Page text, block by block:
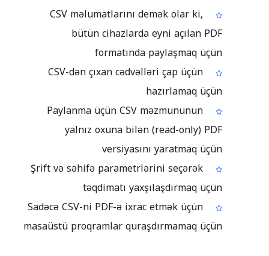
CSV məlumatlarını demək olar ki,
bütün cihazlarda eyni açılan PDF
formatında paylaşmaq üçün
CSV-dən çıxan cədvəlləri çap üçün
hazırlamaq üçün
Paylanma üçün CSV məzmununun
yalnız oxuna bilən (read-only) PDF
versiyasını yaratmaq üçün
Şrift və səhifə parametrlərini seçərək
təqdimatı yaxşılaşdırmaq üçün
Sadəcə CSV-ni PDF-ə ixrac etmək üçün
masaüstü proqramlar quraşdırmamaq üçün